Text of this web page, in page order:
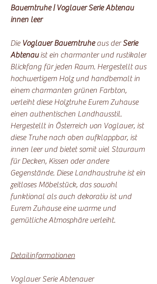
Bauerntruhe | Voglauer Serie Abtenau
innen leer
Die Voglauer Bauerntruheaus derSerie
Abtenauist ein charmanter und rustikaler
Blickfang für jeden Raum. Hergestellt aus
hochwertigem Holz und handbemalt in
einem charmanten grünen Farbton,
verleiht diese Holztruhe Eurem Zuhause
einen authentischen Landhausstil.
Hergestellt in Österreich von Voglauer, ist
diese Truhe nach oben aufklappbar, ist
innen leer und bietet somit viel Stauraum
für Decken, Kissen oder andere
Gegenstände. Diese Landhaustruhe ist ein
zeitloses Möbelstück, das sowohl
funktional als auch dekorativ ist und
Eurem Zuhause eine warme und
gemütliche Atmosphäre verleiht.
Detailinformationen
Voglauer Serie Abtenauer